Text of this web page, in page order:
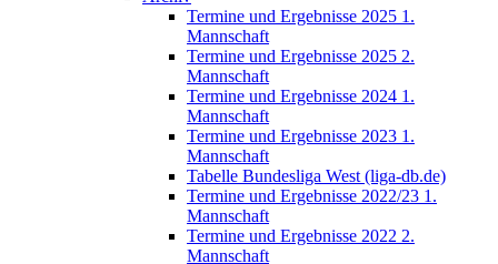
Termine und Ergebnisse 2025 1.
Mannschaft
Termine und Ergebnisse 2025 2.
Mannschaft
Termine und Ergebnisse 2024 1.
Mannschaft
Termine und Ergebnisse 2023 1.
Mannschaft
Tabelle Bundesliga West (liga-db.de)
Termine und Ergebnisse 2022/23 1.
Mannschaft
Termine und Ergebnisse 2022 2.
Mannschaft